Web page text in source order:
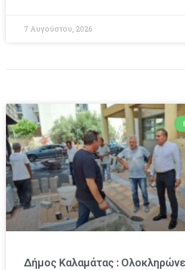
7 Αυγούστου, 2026
Δήμος Καλαμάτας :